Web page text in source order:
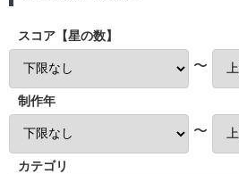
スコア【星の数】
〜
制作年
〜
カテゴリ